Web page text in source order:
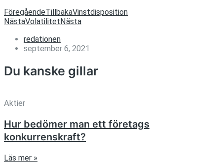
FöregåendeTillbakaVinstdisposition
NästaVolatilitetNästa
redationen
september 6, 2021
Du kanske gillar
Aktier
Hur bedömer man ett företags
konkurrenskraft?
Läs mer »